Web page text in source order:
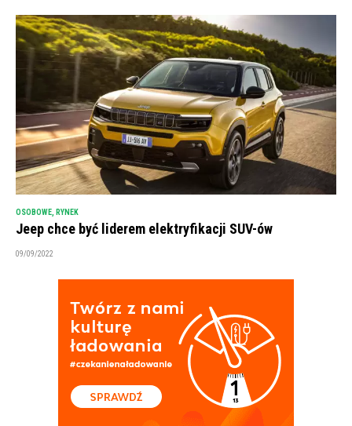
OSOBOWE RYNEK
Jeep chce być liderem elektryfikacji SUV-ów
09/09/2022